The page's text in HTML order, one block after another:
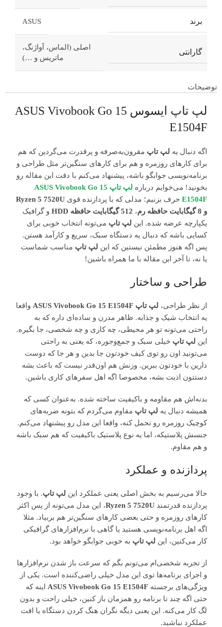
برند ASUS
گارانتی
اصلی (الماس، آواژنگ،
ماتریس و …)
توضیحات
لپ تاپ ایسوس ASUS Vivobook Go 15
E1504F
اگه دنبال یه لپ تاپ مقرون‌به‌صرفه و پرقدرت می‌گردین که هم
برای کارهای روزمره و هم برای کارهای سنگین‌تر مثل طراحی و
برنامه‌نویسی جوابگو باشه، پیشنهاد می‌کنم با دقت این مقاله رو
بخونید! می‌خوایم درباره
لپ تاپ ASUS Vivobook Go 15
E1504F حرف بزنیم؛ مدلی که با پردازنده قوی Ryzen 5 7520U
و 8 گیگابایت حافظه رم
، 512 گیگابایت حافظه HDD
و گرافیک
یکپارچه عرضه شده. این لپ تاپ می‌تونه انتخاب خوبی برای
کسایی باشه که دنبال یه دستگاه سبک، سریع و کارآمد هستن.
پس اگه هنوز مطمئن نیستین که این لپ تاپ مناسب شماست
یا نه، تا آخر این مقاله با ما همراه باشین!
طراحی و ساختار
از نظر طراحی، لپ تاپ ASUS Vivobook Go 15 E1504F
واقعا
یه انتخاب شیک و جذابه. ظاهر مدرن و ساده‌ای داره که به
راحتی می‌تونه تو هر محیطی، چه کاری و چه شخصی، جا بگیره.
این لپ تاپ خیلی سبک و جمع‌وجوره، که یعنی به راحتی
می‌تونید اون رو توی کیف خودتون جا بدین و هر جا که دوست
دارین با خودتون ببرین. وزنش هم اون‌قدر نیست که باعث بشه
دستتون اذیت بشه، مخصوصا اگه اهل سفرهای کاری باشین.
بدنه‌اش هم مقاومه و باکیفیت ساخته شده. به‌عنوان کسی که
همیشه دنبال یه لپ تاپ مقاوم می‌گردم که بتونه ضربه‌های
کوچیک روزمره رو تحمل کنه، واقعا این مدل رو پیشنهاد می‌کنم.
جنسش پلاستیکه، اما یه نوع پلاستیک باکیفیت که هم سبک باشه
و هم مقاوم.
پردازنده و عملکرد
حالا می‌رسیم به بخش اصلی یعنی عملکرد این لپ تاپ. با وجود
پردازنده قدرتمند Ryzen 5 7520U، این مدل می‌تونه از پس اکثر
کارهای روزمره و حتی بعضی کارهای سنگین‌تر هم بربیاد. مثلا
اگه اهل برنامه‌نویسی هستید یا گاهی با نرم‌افزارهای گرافیکی
کار می‌کنین، این لپ تاپ به خوبی جوابگو خواهد بود.
از تجربه شخصی‌ام می‌تونم بگم که سرعت باز شدن نرم‌افزارها
و اجرای برنامه‌ها توی این مدل خیلی راضی‌کننده‌ است. یکی از
ویژگی‌های برجسته ASUS Vivobook Go 15 E1504F اینه که
حتی اگه چند تا برنامه رو همزمان باز کنین، خیلی راحت و بدون
لگ کار می‌کنه. این یعنی دیگه نگران هنگ کردن دستگاه یا افت
عملکرد نباشید.